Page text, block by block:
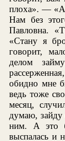
плоха». —
Нам без
Павловна.
«Стану я
говорит,
делом
обидно мне
ведь тоже
месяц,
думаю, зайду
ним. А это
выспалась и